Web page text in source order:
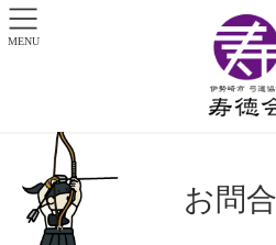
お問
MENU